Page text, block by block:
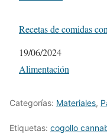
Recetas de comidas
Fecha
19/06/2024
Respecto a
Alimentación
Categorías: Materiales,
Etiquetas: cogollo